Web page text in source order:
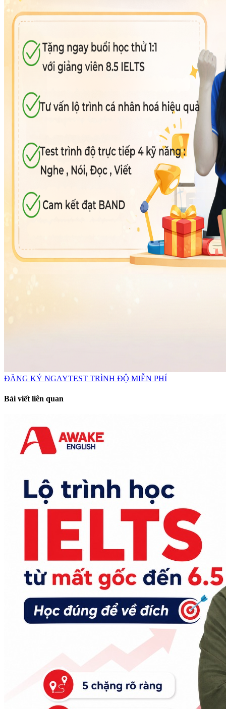
ĐĂNG KÝ NGAYTEST TRÌNH ĐỘ MIỄN PHÍ
Bài viết liên quan